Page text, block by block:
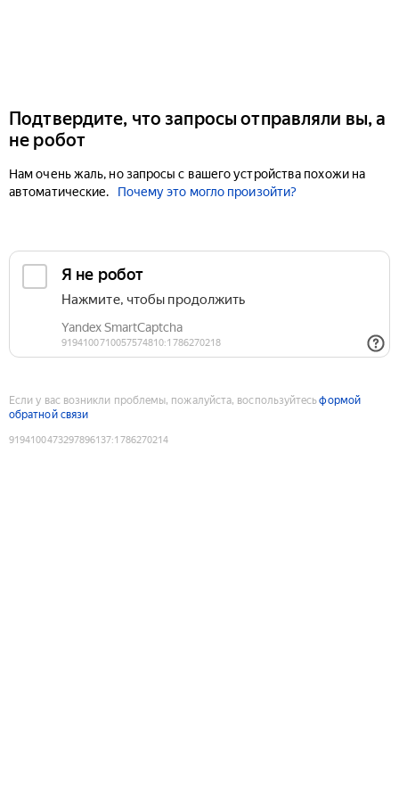
Подтвердите, что запросы отправляли вы, а
не робот
Нам очень жаль, но запросы с вашего устройства похожи на
автоматические.
Почему это могло произойти?
Если у вас возникли проблемы, пожалуйста, воспользуйтесьформой
обратной связи
9194100473297896137:1786270214